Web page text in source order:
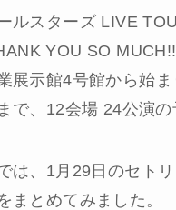
ルスターズ LIVE
YOU SO
展示館4号館から始
で、12会場 24公演の
は、1月29日のセトリ
まとめてみました。